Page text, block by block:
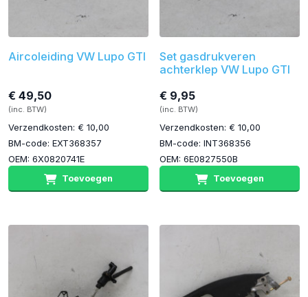
Aircoleiding VW Lupo GTI
€ 49,50
(inc. BTW)
Verzendkosten: € 10,00
BM-code: EXT368357
OEM: 6X0820741E
Toevoegen
Set gasdrukveren
achterklep VW Lupo GTI
€ 9,95
(inc. BTW)
Verzendkosten: € 10,00
BM-code: INT368356
OEM: 6E0827550B
Toevoegen